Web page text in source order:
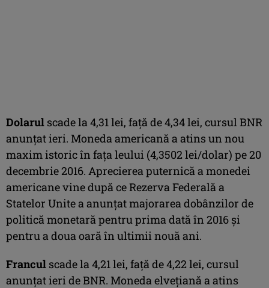
Dolarul scade la 4,31 lei, faţă de 4,34 lei, cursul BNR
anunţat ieri. Moneda americană a atins un nou
maxim istoric în faţa leului (4,3502 lei/dolar) pe 20
decembrie 2016. Aprecierea puternică a monedei
americane vine după ce Rezerva Federală a
Statelor Unite a anunţat majorarea dobânzilor de
politică monetară pentru prima dată în 2016 şi
pentru a doua oară în ultimii nouă ani.
Francul scade la 4,21 lei, faţă de 4,22 lei, cursul
anunţat ieri de BNR. Moneda elveţiană a atins